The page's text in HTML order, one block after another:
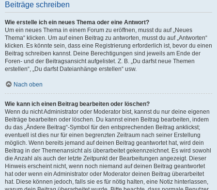
Beiträge schreiben
Wie erstelle ich ein neues Thema oder eine Antwort?
Um ein neues Thema in einem Forum zu eröffnen, musst du auf „Neues
Thema“ klicken. Um auf einen Beitrag zu antworten, musst du auf „Antworten“
klicken. Es könnte sein, dass eine Registrierung erforderlich ist, bevor du einen
Beitrag schreiben kannst. Deine Berechtigungen sind jeweils am Ende der
Foren- und der Beitragsansicht aufgelistet. Z. B. „Du darfst neue Themen
erstellen“, „Du darfst Dateianhänge erstellen“ usw.
Nach oben
Wie kann ich einen Beitrag bearbeiten oder löschen?
Wenn du nicht Administrator oder Moderator bist, kannst du nur deine eigenen
Beiträge bearbeiten oder löschen. Du kannst einen Beitrag bearbeiten, indem
du das „Ändere Beitrag“-Symbol für den entsprechenden Beitrag anklickst;
eventuell ist dies nur für einen begrenzten Zeitraum nach seiner Erstellung
möglich. Wenn bereits jemand auf deinen Beitrag geantwortet hat, wird dein
Beitrag in der Themenansicht als überarbeitet gekennzeichnet. Es wird sowohl
die Anzahl als auch der letzte Zeitpunkt der Bearbeitungen angezeigt. Dieser
Hinweis erscheint nicht, wenn noch niemand auf deinen Beitrag geantwortet
hat oder wenn ein Administrator oder Moderator deinen Beitrag überarbeitet
hat. Diese können jedoch, falls sie es für nötig halten, eine Notiz hinterlassen,